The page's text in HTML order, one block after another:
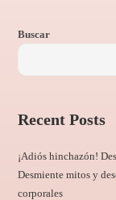
Buscar
Recent Posts
¡Adiós hinchazón!
Desmiente mitos y
corporales